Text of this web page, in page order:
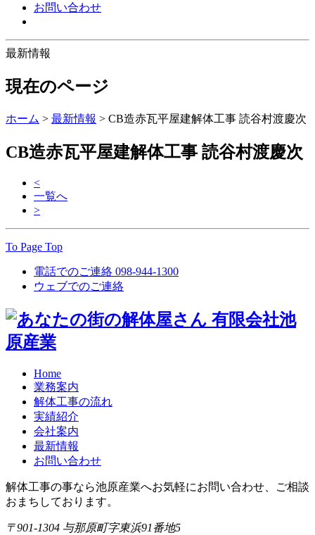
お問い合わせ
最新情報
現在のページ
ホーム > 最新情報 > CB造赤瓦平屋建解体工事 読谷村渡慶次
CB造赤瓦平屋建解体工事 読谷村渡慶次
<
一覧へ
>
To Page Top
電話でのご連絡 098-944-1300
ウェブでのご連絡
Home
業務案内
解体工事の流れ
実績紹介
会社案内
最新情報
お問い合わせ
解体工事の事なら池原産業へお気軽にお問い合わせ、ご相談
おまちしております。
〒901-1304 与那原町字東浜91番地5